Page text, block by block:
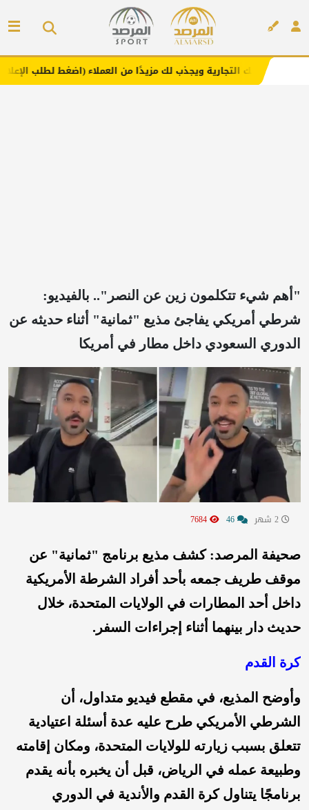
ويجذب لك مزيدًا من العملاء (اضغط لطلب الإعلان)
"أهم شيء تتكلمون زين عن النصر".. بالفيديو:
شرطي أمريكي يفاجئ مذيع "ثمانية" أثناء حديثه عن
الدوري السعودي داخل مطار في أمريكا
صحيفة المرصد: كشف مذيع برنامج "ثمانية" عن
موقف طريف جمعه بأحد أفراد الشرطة الأمريكية
داخل أحد المطارات في الولايات المتحدة، خلال
حديث دار بينهما أثناء إجراءات السفر.
كرة القدم
وأوضح المذيع، في مقطع فيديو متداول، أن
الشرطي الأمريكي طرح عليه عدة أسئلة اعتيادية
تتعلق بسبب زيارته للولايات المتحدة، ومكان إقامته
وطبيعة عمله في الرياض، قبل أن يخبره بأنه يقدم
برنامجًا يتناول كرة القدم والأندية في الدوري